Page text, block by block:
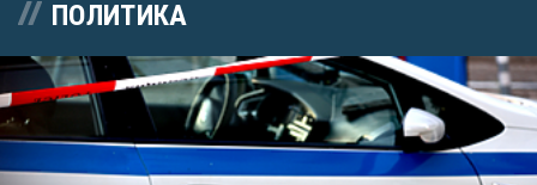
ПОЛИТИКА